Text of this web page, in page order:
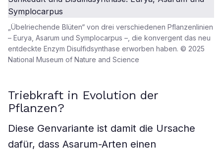
„Übelriechende Blüten“ von drei verschiedenen Pflanzenlinien
– Eurya, Asarum und Symplocarpus –, die konvergent das neu
entdeckte Enzym Disulfidsynthase erworben haben. © 2025
National Museum of Nature and Science
Triebkraft in Evolution der
Pflanzen?
Diese Genvariante ist damit die Ursache
dafür, dass Asarum-Arten einen